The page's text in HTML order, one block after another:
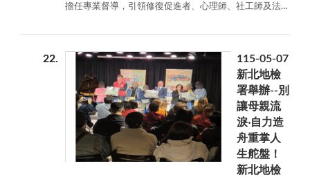
正確之法治觀念，共同維護社會安全與安定，留給下一
擔任專業督導，引領修復促進者、心理師、社工師及法
之外，為陷入衝突的家庭尋求和解與修復的可能。 本次
受督導之案件特別聚焦於「家事暴力案件」，包含手
足、親密伴侶及父女、父子等多元家庭關係。實務上常
見子女長期缺乏家庭照護，父親雖心中關切其就學及交
友狀況，卻往往習慣以權威方式進行對話；亦有手足間
因生活習慣長年爭執，或伴侶間因子女照護問題產生激
烈衝突。更有許多個案如父子之間，彼此內心渴望相互
理解，卻始終無法跨越面對面溝通的鴻溝。這些狀況在
家庭中難免產生爭執，但當事人往往不知道如何和好，
習慣性地採取反擊方式對話，這也是家事案件中常陷入
22
115-05-07
新北地檢
署舉辦--別
讓母親流
淚‧自力造
舟重掌人
生舵盤！
新北地檢